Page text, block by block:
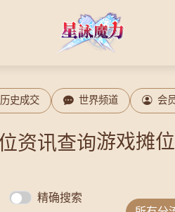
历史成交 世界频道 会
游戏摊
精确搜索